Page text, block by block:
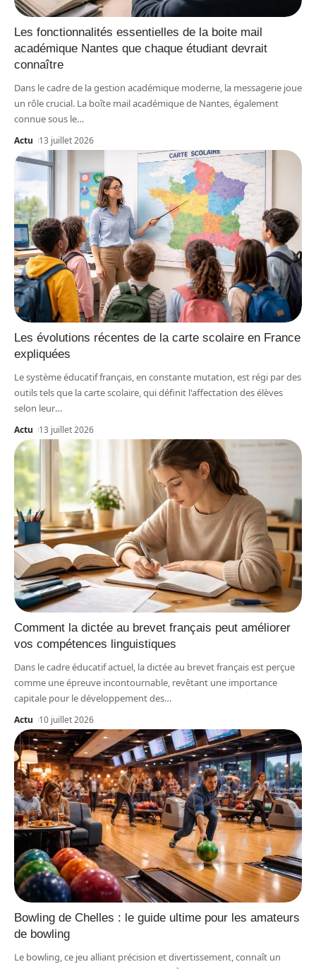
Les fonctionnalités essentielles de la boite mail
académique Nantes que chaque étudiant devrait
connaître
Dans le cadre de la gestion académique moderne, la messagerie joue
un rôle crucial. La boîte mail académique de Nantes, également
connue sous le…
Actu 13 juillet 2026
Les évolutions récentes de la carte scolaire en France
expliquées
Le système éducatif français, en constante mutation, est régi par des
outils tels que la carte scolaire, qui définit l'affectation des élèves
selon leur…
Actu 13 juillet 2026
Comment la dictée au brevet français peut améliorer
vos compétences linguistiques
Dans le cadre éducatif actuel, la dictée au brevet français est perçue
comme une épreuve incontournable, revêtant une importance
capitale pour le développement des…
Actu 10 juillet 2026
Bowling de Chelles : le guide ultime pour les amateurs
de bowling
Le bowling, ce jeu alliant précision et divertissement, connaît un